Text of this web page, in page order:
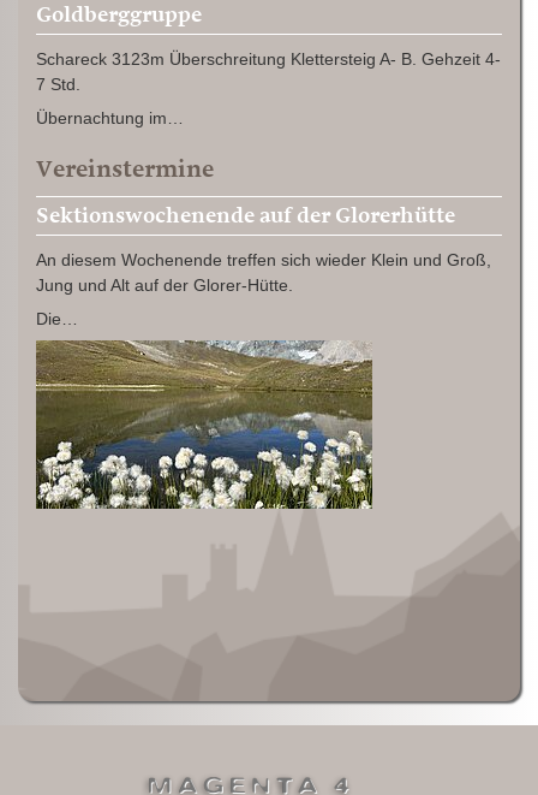
Goldberggruppe
Schareck 3123m Überschreitung Klettersteig A- B. Gehzeit 4-
7 Std.
Übernachtung im…
Vereinstermine
Sektionswochenende auf der Glorerhütte
An diesem Wochenende treffen sich wieder Klein und Groß,
Jung und Alt auf der Glorer-Hütte.
Die…